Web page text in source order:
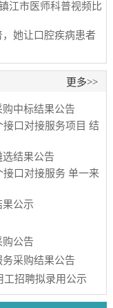
江市医师科普视频比
她让口腔疾病患者
更多>>
中标结果公告
口对接服务项目 结
结果公告
口对接服务 单一来
公示
公告
采购结果公告
工招聘拟录用公示